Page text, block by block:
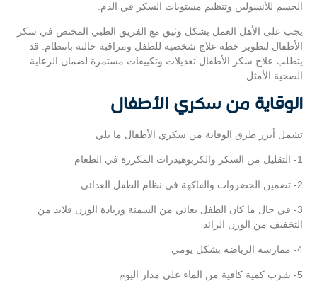
الجسم للأنسولين وتنظيم مستويات السكر في الدم.
يجب على الأهل العمل بشكل وثيق مع الفريق الطبي المختص في سكر
الأطفال لتطوير خطة علاج شخصية للطفل ومراقبة حالته بانتظام. قد
يتطلب علاج سكر الأطفال تعديلات وتكييفات مستمرة لضمان الرعاية
الصحية الأمثل.
الوقاية من سكري الأطفال
تشمل أبرز طرق الوقاية من سكري الأطفال ما يلي
1- التقليل من السكر والكربوهيدرات المكررة في الطعام
2- تضمين الخضروات والفاكهة فى نظام الطفل الغذائي
3- في حال ما كان الطفل يعاني من السمنة وزيادة الوزن فلابد من
التخفيف من الوزن الزائد
4- ممارسة الرياضة بشكل يومي
5- شرب كمية كافية من الماء على مدار اليوم